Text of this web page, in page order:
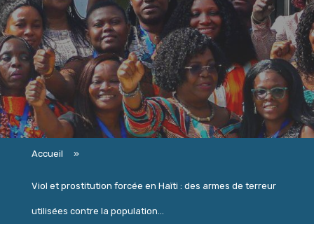
Accueil »
Viol et prostitution forcée en Haïti : des armes de terreur
utilisées contre la population...